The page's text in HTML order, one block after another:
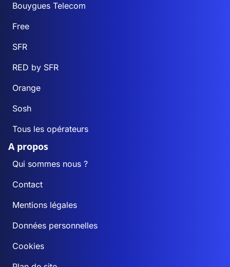
Bouygues Telecom
Free
SFR
RED by SFR
Orange
Sosh
Tous les opérateurs
A propos
Qui sommes nous ?
Contact
Mentions légales
Données personnelles
Cookies